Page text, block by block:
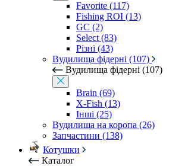
Favorite (117)
Fishing ROI (13)
GC (2)
Select (83)
Різні (43)
Вудилища фідерні (107)
Вудилища фідерні (107)
Brain (69)
X-Fish (13)
Інші (25)
Вудилища на коропа (26)
Запчастини (138)
Котушки
Каталог